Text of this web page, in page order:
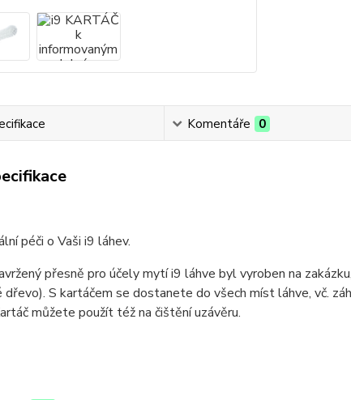
Komentáře 0
péči o Vaši i9 láhev.
přesně pro účely mytí i9 láhve byl vyroben na
S kartáčem se dostanete do všech míst láhve, vč.
můžete použít též na čištění uzávěru.